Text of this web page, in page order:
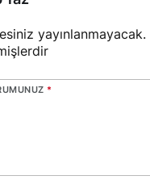
yayınlanmayacak.
*